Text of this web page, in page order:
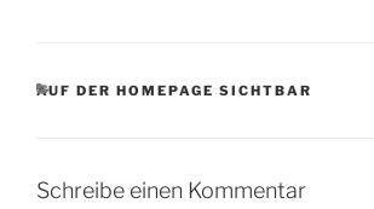
KATEGORIEN
AUF DER HOMEPAGE SICHTBAR
Schreibe einen Kommentar